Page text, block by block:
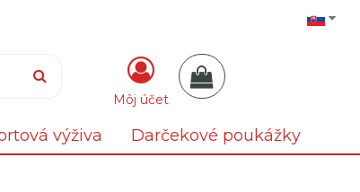
Môj účet
výživa Darčekové poukážky